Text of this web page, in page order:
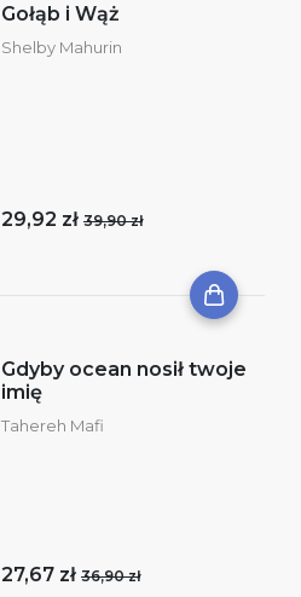
Gołąb i Wąż
Shelby Mahurin
29,92 zł 39,90 zł
Gdyby ocean nosił twoje
imię
Tahereh Mafi
27,67 zł 36,90 zł